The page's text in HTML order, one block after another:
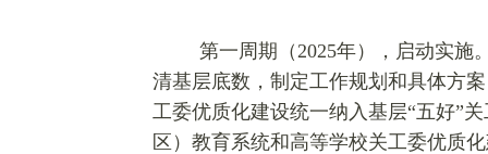
第一周期（2025年），启动实施
清基层底数，制定工作规划和具体方
工委优质化建设统一纳入基层“五好”
区）教育系统和高等学校关工委优质